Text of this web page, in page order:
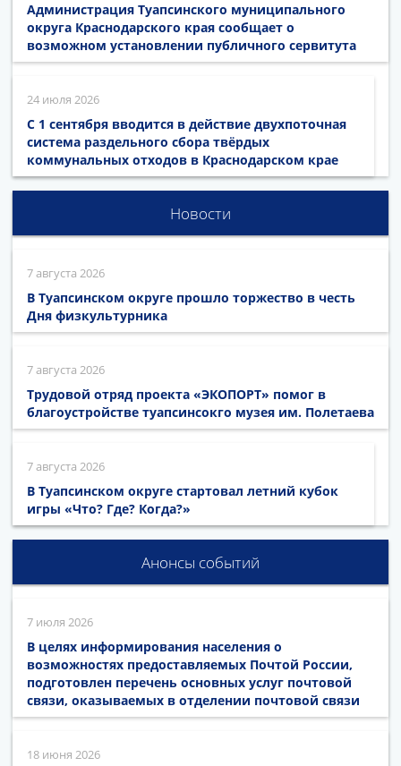
Администрация Туапсинского муниципального
округа Краснодарского края сообщает о
возможном установлении публичного сервитута
24 июля 2026
С 1 сентября вводится в действие двухпоточная
система раздельного сбора твёрдых
коммунальных отходов в Краснодарском крае
Новости
7 августа 2026
В Туапсинском округе прошло торжество в честь
Дня физкультурника
7 августа 2026
Трудовой отряд проекта «ЭКОПОРТ» помог в
благоустройстве туапсинсокго музея им. Полетаева
7 августа 2026
В Туапсинском округе стартовал летний кубок
игры «Что? Где? Когда?»
Анонсы событий
7 июля 2026
В целях информирования населения о
возможностях предоставляемых Почтой России,
подготовлен перечень основных услуг почтовой
связи, оказываемых в отделении почтовой связи
18 июня 2026